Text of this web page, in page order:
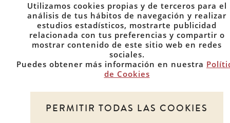
Utilizamos cookies propias y de terceros para el
análisis de tus hábitos de navegación y realizar
estudios estadísticos, mostrarte publicidad
relacionada con tus preferencias y compartir o
mostrar contenido de este sitio web en redes
sociales.
Puedes obtener más información en nuestra
de Cookies
PERMITIR TODAS LAS COOKIES